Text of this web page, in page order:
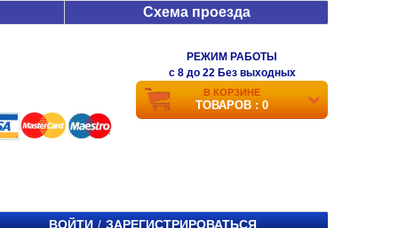
Схема проезда
РЕЖИМ РАБОТЫ
c 8 до 22 Без выходных
В КОРЗИНЕ
ТОВАРОВ : 0
ВОЙТИ / ЗАРЕГИСТРИРОВАТЬСЯ